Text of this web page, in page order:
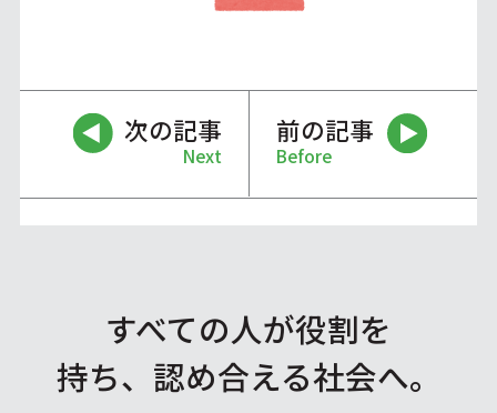
次の記事
Next
前の記事
Before
すべての人が役割を
持ち、認め合える社会へ。